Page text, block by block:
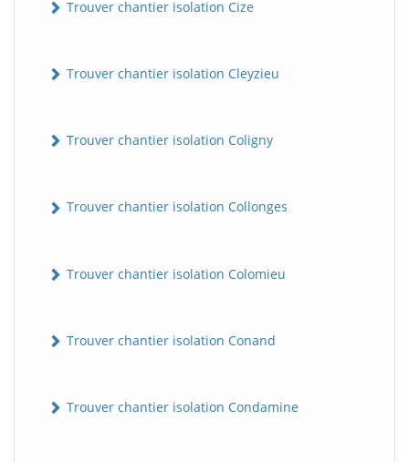
Trouver chantier isolation Cize
Trouver chantier isolation Cleyzieu
Trouver chantier isolation Coligny
Trouver chantier isolation Collonges
Trouver chantier isolation Colomieu
Trouver chantier isolation Conand
Trouver chantier isolation Condamine
B BatiWebPro